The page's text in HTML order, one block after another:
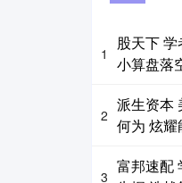
1
股天下
小算盘落
2
派生资本
何为 炫
3
富邦速配